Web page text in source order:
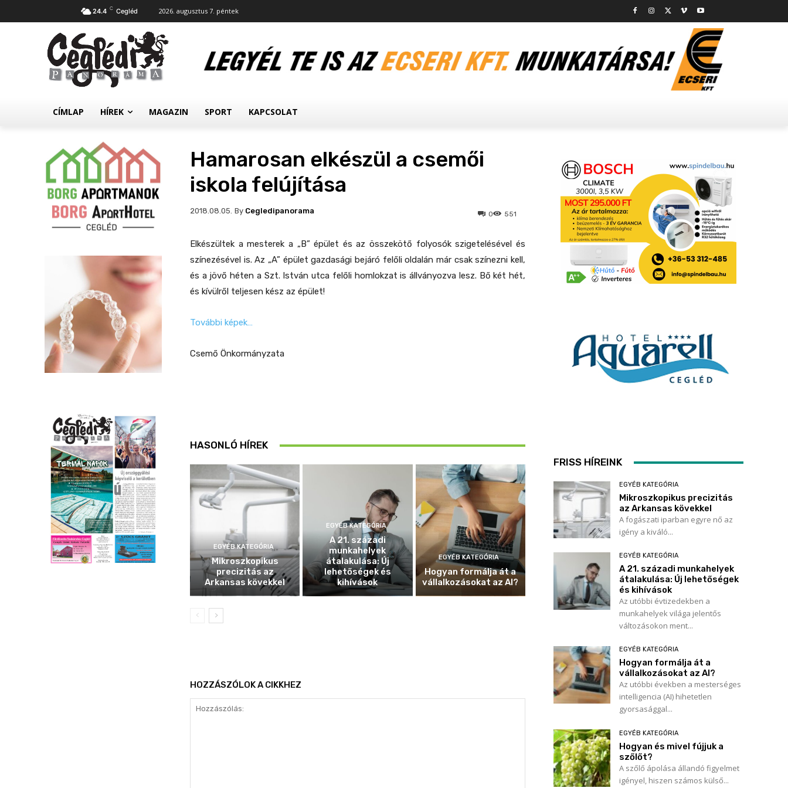
24.4 C Cegléd 2026. augusztus 7. péntek
CÍMLAP HÍREK MAGAZIN SPORT KAPCSOLAT
Hamarosan elkészül a csemői
iskola felújítása
2018.08.05. 551
0
By Cegledipanorama
Elkészültek a mesterek a „B” épület és az összekötő folyosók szigetelésével és
színezésével is. Az „A” épület gazdasági bejáró felőli oldalán már csak színezni kell,
és a jövő héten a Szt. István utca felőli homlokzat is állványozva lesz. Bő két hét,
és kívülről teljesen kész az épület!
További képek…
Csemő Önkormányzata
HASONLÓ HÍREK
EGYÉB KATEGÓRIA
Mikroszkopikus
precizitás az
Arkansas kövekkel
EGYÉB KATEGÓRIA
A 21. századi
munkahelyek
átalakulása: Új
lehetőségek és
kihívások
EGYÉB KATEGÓRIA
Hogyan formálja át a
vállalkozásokat az AI?
HOZZÁSZÓLOK A CIKKHEZ
FRISS HÍREINK
EGYÉB KATEGÓRIA
Mikroszkopikus precizitás
az Arkansas kövekkel
A fogászati iparban egyre nő az
igény a kiváló...
EGYÉB KATEGÓRIA
A 21. századi munkahelyek
átalakulása: Új lehetőségek
és kihívások
Az utóbbi évtizedekben a
munkahelyek világa jelentős
változásokon ment...
EGYÉB KATEGÓRIA
Hogyan formálja át a
vállalkozásokat az AI?
Az utóbbi években a mesterséges
intelligencia (AI) hihetetlen
gyorsasággal...
EGYÉB KATEGÓRIA
Hogyan és mivel fújjuk a
szőlőt?
A szőlő ápolása állandó figyelmet
igényel, hiszen számos külső...